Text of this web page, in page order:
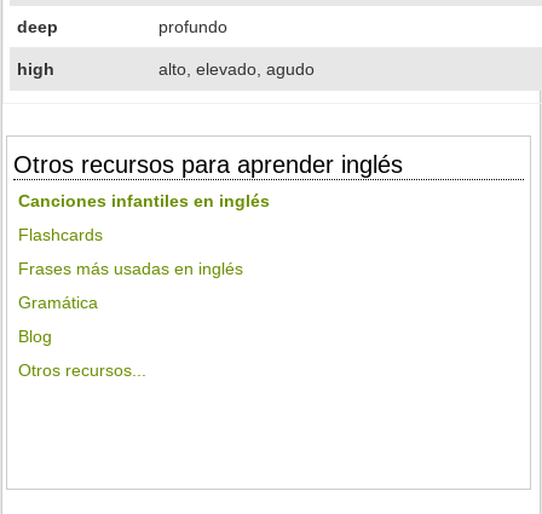
deep profundo
high alto, elevado, agudo
Otros recursos para aprender inglés
Canciones infantiles en inglés
Flashcards
Frases más usadas en inglés
Gramática
Blog
Otros recursos...